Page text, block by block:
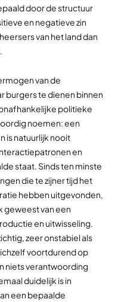
door de structuur
en negatieve zin
van het land dan
van de
burgers te dienen binnen
politieke
noemen: een
is natuurlijk nooit
en
staat. Sinds ten minste
die te zijner tijd het
hebben uitgevonden,
geweest van een
en uitwisseling.
zeer onstabiel als
voortdurend op
niets verantwoording
duidelijk is in
een bepaalde